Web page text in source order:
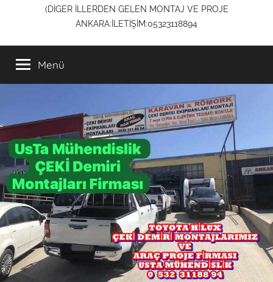
(DİGER İLLERDEN GELEN MONTAJ VE PROJE
ANKARA:İLETİŞİM:05323118894
Menü